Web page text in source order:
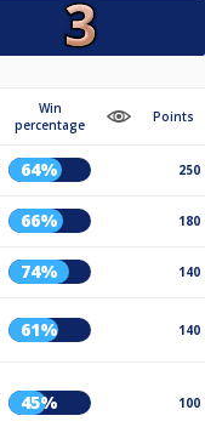
Win
percentage
Points
64% 250
66% 180
74% 140
61% 140
45% 100